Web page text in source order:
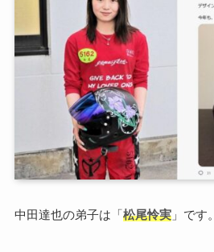
中田達也の弟子は「松尾怜実」です。